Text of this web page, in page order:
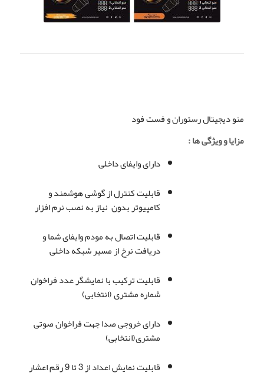
منو دیجیتال رستوران و فست فود
مزایا و ویژگی ها :
دارای وایفای داخلی
قابلیت کنترل از گوشی هوشمند و
کامپیوتر بدون نیاز به نصب نرم افزار
قابلیت اتصال به مودم وایفای شما و
دریافت نرخ از مسیر شبکه داخلی
قابلیت ترکیب با نمایشگر عدد فراخوان
شماره مشتری (انتخابی)
دارای خروجی صدا جهت فراخوان صوتی
مشتری(انتخابی)
قابلیت نمایش اعداد از 3 تا 9 رقم اعشار